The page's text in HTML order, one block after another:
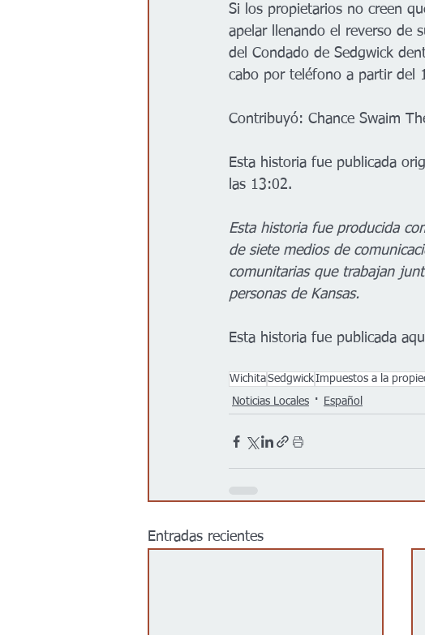
Si los propietarios no creen
apelar llenando el reverso de
del Condado de Sedgwick
cabo por teléfono a partir del
Contribuyó: Chance Swaim
Esta historia fue publicada
las 13:02.
Esta historia fue producida
de siete medios de
comunitarias que trabajan
personas de Kansas.
Esta historia fue publicada
WichitaSedgwickImpuestos a la
Noticias Locales
Español
Entradas recientes